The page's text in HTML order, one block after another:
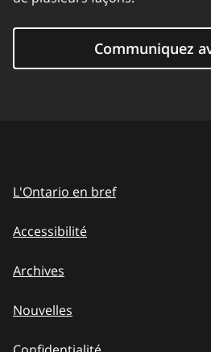
Communiquez
L'Ontario en bref
Accessibilité
Archives
Nouvelles